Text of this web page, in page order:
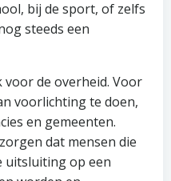
bij de sport, of zelfs
steeds een
de overheid. Voor
voorlichting te doen,
en gemeenten.
dat mensen die
uitsluiting op een